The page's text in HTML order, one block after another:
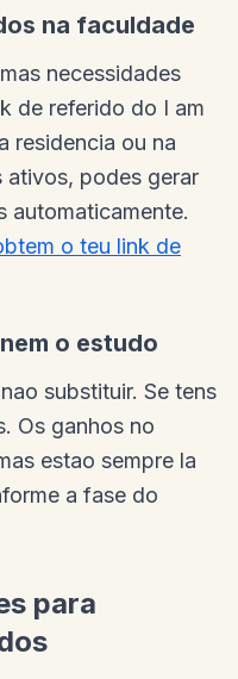
na faculdade
necessidades
de referido do I am
residencia ou na
ativos, podes gerar
automaticamente.
o teu link de
o estudo
substituir. Se tens
Os ganhos no
estao sempre la
a fase do
para